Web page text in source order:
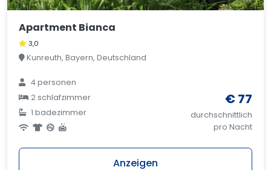
Apartment Bianca
3,0
Kunreuth, Bayern, Deutschland
4 personen
2 schlafzimmer
1 badezimmer
€ 77
durchschnittlich
pro Nacht
Anzeigen